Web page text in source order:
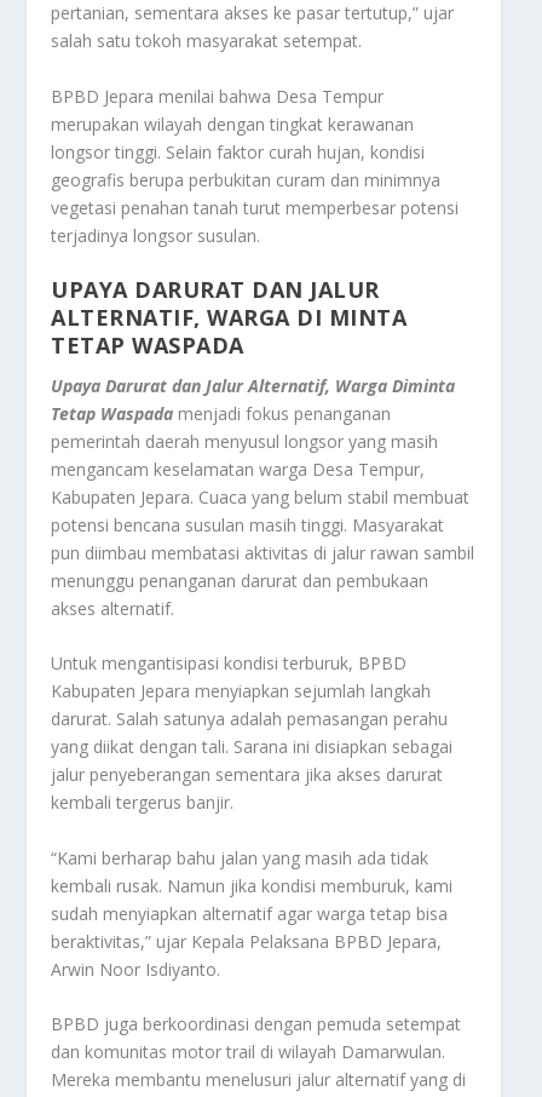
pertanian, sementara akses ke pasar tertutup,” ujar
salah satu tokoh masyarakat setempat.
BPBD Jepara menilai bahwa Desa Tempur
merupakan wilayah dengan tingkat kerawanan
longsor tinggi. Selain faktor curah hujan, kondisi
geografis berupa perbukitan curam dan minimnya
vegetasi penahan tanah turut memperbesar potensi
terjadinya longsor susulan.
UPAYA DARURAT DAN JALUR
ALTERNATIF, WARGA DI MINTA
TETAP WASPADA
Upaya Darurat dan Jalur Alternatif, Warga Diminta
Tetap Waspada menjadi fokus penanganan
pemerintah daerah menyusul longsor yang masih
mengancam keselamatan warga Desa Tempur,
Kabupaten Jepara. Cuaca yang belum stabil membuat
potensi bencana susulan masih tinggi. Masyarakat
pun diimbau membatasi aktivitas di jalur rawan sambil
menunggu penanganan darurat dan pembukaan
akses alternatif.
Untuk mengantisipasi kondisi terburuk, BPBD
Kabupaten Jepara menyiapkan sejumlah langkah
darurat. Salah satunya adalah pemasangan perahu
yang diikat dengan tali. Sarana ini disiapkan sebagai
jalur penyeberangan sementara jika akses darurat
kembali tergerus banjir.
“Kami berharap bahu jalan yang masih ada tidak
kembali rusak. Namun jika kondisi memburuk, kami
sudah menyiapkan alternatif agar warga tetap bisa
beraktivitas,” ujar Kepala Pelaksana BPBD Jepara,
Arwin Noor Isdiyanto.
BPBD juga berkoordinasi dengan pemuda setempat
dan komunitas motor trail di wilayah Damarwulan.
Mereka membantu menelusuri jalur alternatif yang di